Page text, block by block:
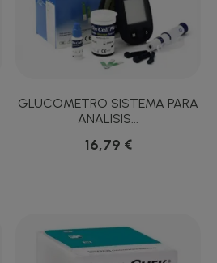
GLUCOMETRO SISTEMA PARA
ANALISIS...
16,79 €